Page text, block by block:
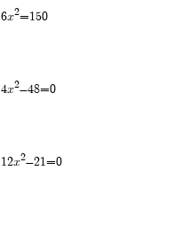
6x2=150
4x2-48=0
12x2-21=0